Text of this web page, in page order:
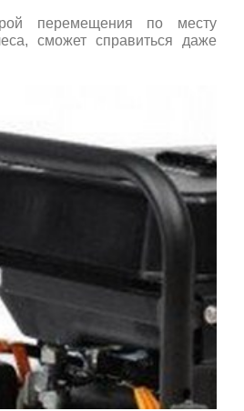
перемещения по месту
сможет справиться даже